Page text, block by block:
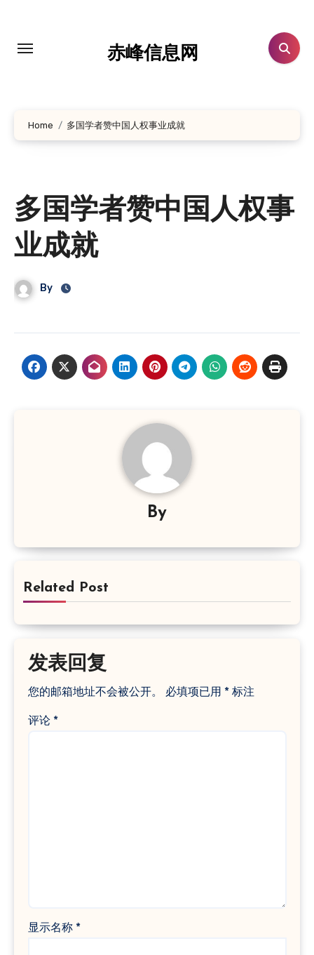
赤峰信息网
Home 多国学者赞中国人权事业成就
多国学者赞中国人权事
业成就
By
By
Related Post
发表回复
您的邮箱地址不会被公开。 必填项已用 *标注
评论 *
显示名称 *